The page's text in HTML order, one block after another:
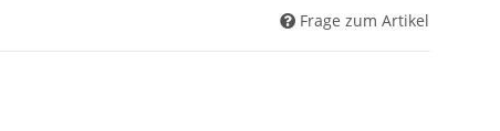
Frage zum Artikel